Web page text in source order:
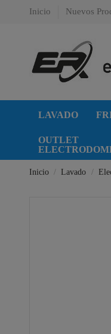
Inicio Nuevos
LAVADO
OUTLET
Inicio Lavado